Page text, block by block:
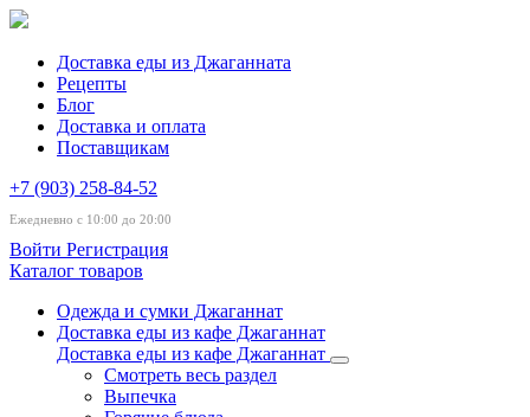
Доставка еды из Джаганната
Рецепты
Блог
Доставка и оплата
Поставщикам
+7 (903) 258-84-52
Ежедневно с 10:00 до 20:00
Войти Регистрация
Каталог товаров
Одежда и сумки Джаганнат
Доставка еды из кафе Джаганнат
Доставка еды из кафе Джаганнат
Смотреть весь раздел
Выпечка